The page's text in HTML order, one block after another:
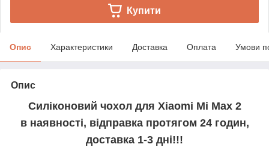
Купити
Опис Характеристики Доставка Оплата Умови
Опис
Силіконовий чохол для Xiaomi Mi Max 2
в наявності, відправка протягом 24 годин,
доставка 1-3 дні!!!